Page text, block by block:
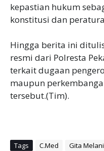
kepastian hukum
konstitusi dan
Hingga berita ini
resmi dari Polresta
terkait dugaan
maupun
tersebut.(Tim).
Tags C.Med Gita